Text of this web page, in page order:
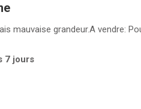
mauvaise grandeur.A vendre:
7 jours